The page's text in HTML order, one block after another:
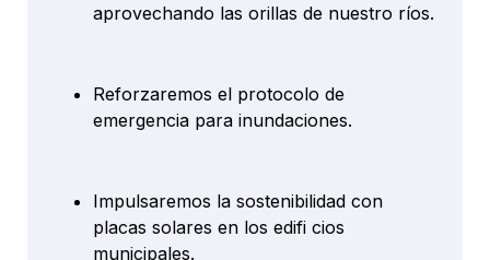
aprovechando las orillas de nuestro ríos.
Reforzaremos el protocolo de
emergencia para inundaciones.
Impulsaremos la sostenibilidad con
placas solares en los edifi cios
municipales.